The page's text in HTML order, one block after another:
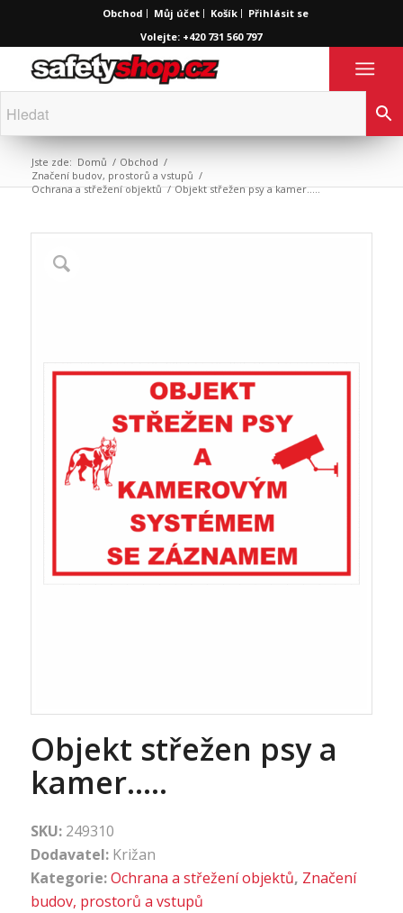
Obchod Můj účet Košík
Přihlásit se
Volejte: +420 731 560 797
Jste zde: Domů / Obchod /
Značení budov, prostorů a vstupů /
Ochrana a střežení objektů / Objekt střežen psy a kamer…..
Objekt střežen psy a
kamer…..
SKU: 249310
Dodavatel: Križan
Kategorie:Ochrana a střežení objektů, Značení
budov, prostorů a vstupů